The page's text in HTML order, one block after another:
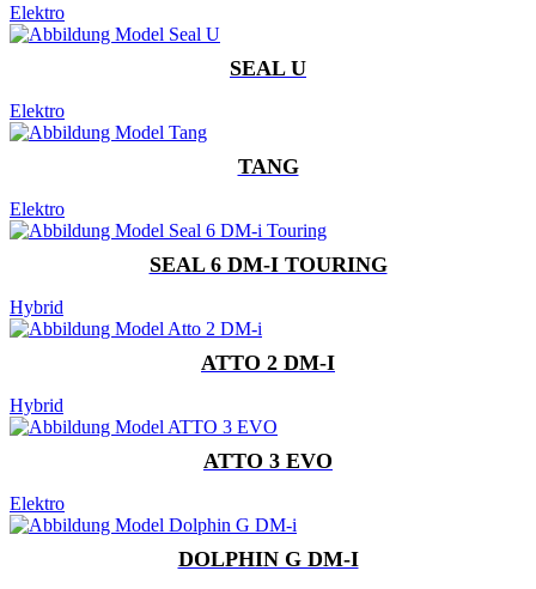
Elektro
SEAL U
Elektro
TANG
Elektro
SEAL 6 DM-I TOURING
Hybrid
ATTO 2 DM-I
Hybrid
ATTO 3 EVO
Elektro
DOLPHIN G DM-I